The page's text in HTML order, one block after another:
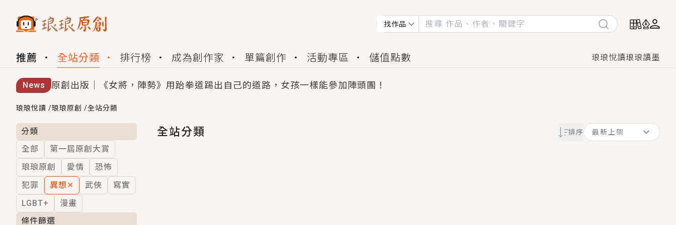
找作品
推薦 全站分類 排行榜 成為創作家 單篇創作 活動專區 儲值點數 琅琅悅讀琅琅讀墨
News 原創出版｜《女將，陣勢》用跆拳道踢出自己的道路，女孩一樣能參加陣頭團！
創,作家招募｜華文小說創作首選！有機會獲得豐富廣宣資源、專屬服務與獨享福利！
小編心動書單｜《離婚你提的，二婚嫁大佬，你哭什麼？》追妻火葬場！前夫失憶移情別戀，她頭也不回找新歡，他居然還後悔了？
GL｜《夏日與檸檬與重疊世界》炎熱的夏日、檸檬的香氣、互相愛慕的兩位少女，今夏最推純愛GL漫畫！
BL｜《費洛蒙中毒》救命！特殊費洛蒙體質世界觀，無法抗拒的吸引力，已中毒Σ>―(〃°ω°〃)♡→
OMG你嚇到我了｜《陰陽鬼店》上班族買了房子模型，但現實中買下的竟是屬於他的停屍櫃？！
言情｜《國語推行員》每個人心中都有一個連自己也無法改變的永恆， 他的一生將不由自主追逐著她……
琅琅悅讀 /琅琅原創 /全站分類
分類
全部
第一屆原創大賞
琅琅原創
愛情
恐怖
犯罪
異想 ✕ 武俠
寫實
LGBT+
漫畫
條件篩選
全站分類 排序 最新上架